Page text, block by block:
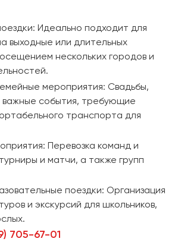
Идеально подходит для
выходные или длительных
нескольких городов и
мероприятия: Свадьбы,
важные события, требующие
транспорта для
Перевозка команд и
и матчи, а также групп
поездки: Организация
и экскурсий для школьников,
705-67-01